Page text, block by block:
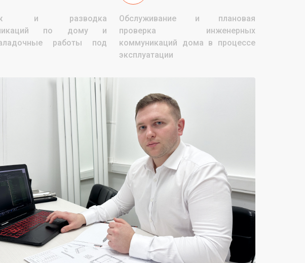
и разводка
по дому и
работы под
Обслуживание и плановая
проверка инженерных
коммуникаций дома в процессе
эксплуатации